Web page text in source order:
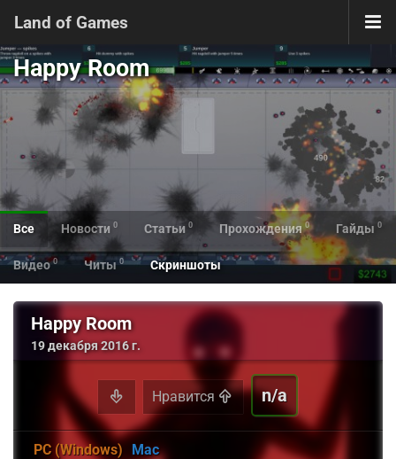
Land of Games
Happy Room
Все Новости 0 Статьи 0 Прохождения 0 Гайды 0
Видео 0 Читы 0 Скриншоты
Happy Room
19 декабря 2016 г.
Нравится n/a
PC (Windows) Mac